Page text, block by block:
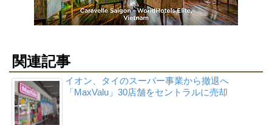
関連記事
イオン、タイのスーパー事業から撤退へ
「MaxValu」30店舗をセントラルに売却